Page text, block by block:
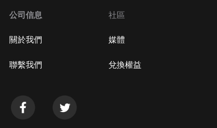
公司信息
關於我們
聯繫我們
社區
媒體
兌換權益